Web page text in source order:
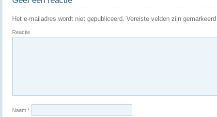
Het e-mailadres wordt niet gepubliceerd. Vereiste velden zijn
Reactie
Naam *